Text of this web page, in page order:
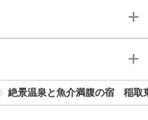
絶景温泉と魚介満腹の宿 稲取